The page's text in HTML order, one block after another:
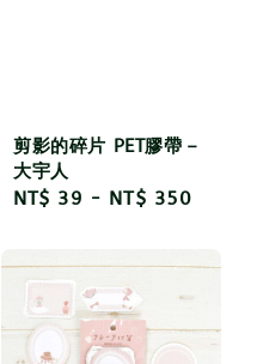
剪影的碎片 PET膠帶－
大宇人
Regular
NT$ 39 - NT$ 350